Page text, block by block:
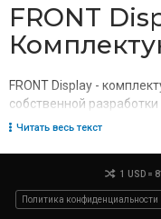
FRONT
FRONT Display -
собственной
Читать весь текст
1 USD =
Политика конфиденциальности